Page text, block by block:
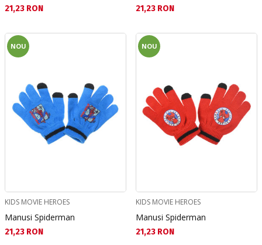
Текуща цена:
21,23 RON Текуща цена:
21,23 RON
NOU
KIDS MOVIE HEROES
Manusi Spiderman
Текуща цена:
21,23 RON
NOU
KIDS MOVIE HEROES
Manusi Spiderman
Текуща цена:
21,23 RON